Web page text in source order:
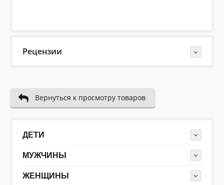
Рецензии
Еще нет отзывов об этом товаре.
макс. 2000 знаков)
Вернуться к просмотру товаров
ДЕТИ
МУЖЧИНЫ
ЖЕНЩИНЫ